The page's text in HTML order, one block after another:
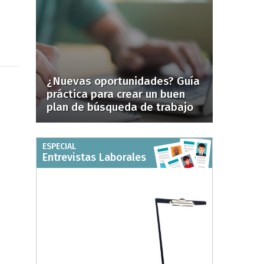
¿Nuevas oportunidades? Guía
práctica para crear un buen
plan de búsqueda de trabajo
ESPECIAL
Entrevistas Laborales